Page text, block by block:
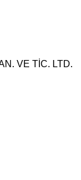
VE TİC. LTD.